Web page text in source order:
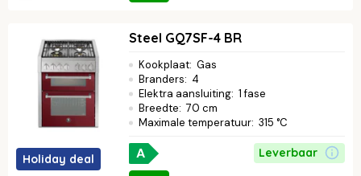
Holiday deal
Steel GQ7SF-4 BR
Kookplaat: Gas
Branders: 4
Elektra aansluiting: 1 fase
Breedte: 70 cm
Maximale temperatuur: 315 °C
A Leverbaar